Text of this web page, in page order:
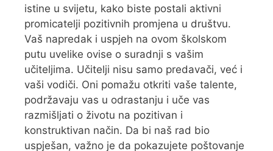
istine u svijetu, kako biste postali aktivni
promicatelji pozitivnih promjena u društvu.
Vaš napredak i uspjeh na ovom školskom
putu uvelike ovise o suradnji s vašim
učiteljima. Učitelji nisu samo predavači, već i
vaši vodiči. Oni pomažu otkriti vaše talente,
podržavaju vas u odrastanju i uče vas
razmišljati o životu na pozitivan i
konstruktivan način. Da bi naš rad bio
uspješan, važno je da pokazujete poštovanje